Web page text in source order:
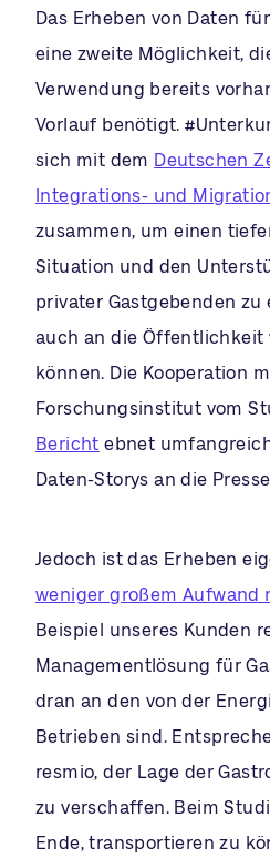
Das Erheben von Daten
eine zweite Möglichkeit,
Verwendung bereits
Vorlauf benötigt.
sich mit dem Deutschen
Integrations- und
zusammen, um einen
Situation und den
privater Gastgebenden
auch an die Öffentlichkeit
können. Die Kooperation
Forschungsinstitut vom
Bericht ebnet
Daten-Storys an die
Jedoch ist das Erheben
weniger großem Aufwand
Beispiel unseres Kunden
Managementlösung für
dran an den von der
Betrieben sind.
resmio, der Lage der
zu verschaffen. Beim
Ende, transportieren zu